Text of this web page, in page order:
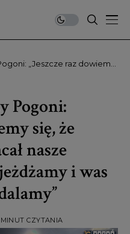
„Jeszcze raz dowiemy
Pogoni:
się, że
nasze
i was
MINUT CZYTANIA